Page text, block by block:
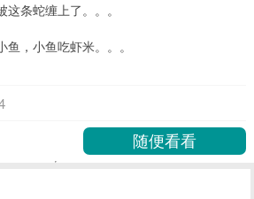
条蛇缠上了。。。
，小鱼吃虾米。。。